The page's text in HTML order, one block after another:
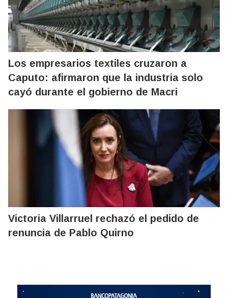
Los empresarios textiles cruzaron a
Caputo: afirmaron que la industria solo
cayó durante el gobierno de Macri
Victoria Villarruel rechazó el pedido de
renuncia de Pablo Quirno